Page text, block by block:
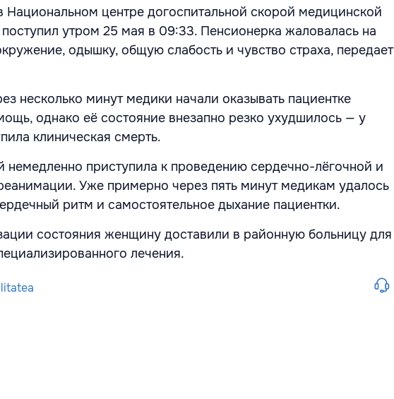
Национальном центре догоспитальной скорой медицинской
утром 25 мая в 09:33. Пенсионерка жаловалась на
одышку, общую слабость и чувство страха, передает
несколько минут медики начали оказывать пациентке
однако её состояние внезапно резко ухудшилось — у
клиническая смерть.
немедленно приступила к проведению сердечно-лёгочной и
Уже примерно через пять минут медикам удалось
ритм и самостоятельное дыхание пациентки.
состояния женщину доставили в районную больницу для
лечения.